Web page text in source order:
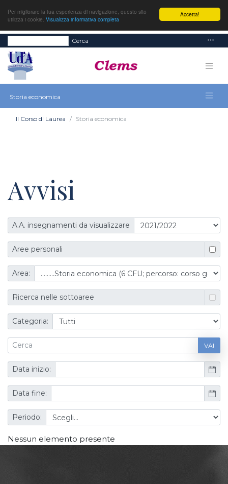
Accetta!
Per migliorare la tua esperienza di navigazione, questo sito
utilizza i cookie. Visualizza informativa completa
Cerca
Storia economica
Il Corso di Laurea Storia economica
Avvisi
A.A. insegnamenti da visualizzare
Aree personali
Area:
Ricerca nelle sottoaree
Categoria:
VAI
Data inizio:
Data fine:
Periodo:
Nessun elemento presente